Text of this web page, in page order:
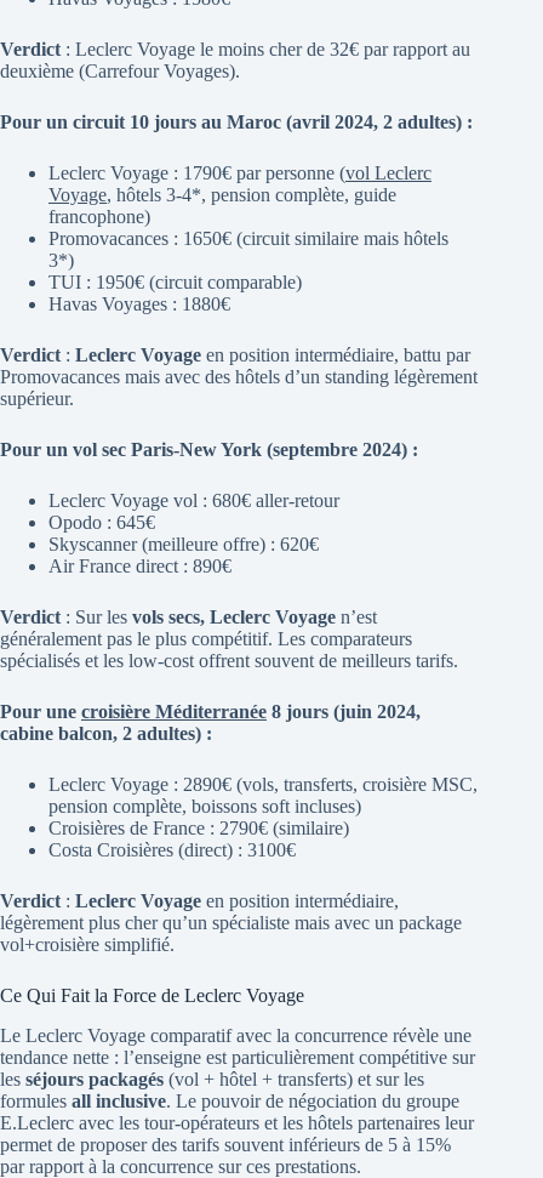
Verdict : Leclerc Voyage le moins cher de 32€ par rapport au
deuxième (Carrefour Voyages).
Pour un circuit 10 jours au Maroc (avril 2024, 2 adultes) :
Leclerc Voyage : 1790€ par personne (vol Leclerc
Voyage, hôtels 3-4*, pension complète, guide
francophone)
Promovacances : 1650€ (circuit similaire mais hôtels
3*)
TUI : 1950€ (circuit comparable)
Havas Voyages : 1880€
Verdict : Leclerc Voyage en position intermédiaire, battu par
Promovacances mais avec des hôtels d’un standing légèrement
supérieur.
Pour un vol sec Paris-New York (septembre 2024) :
Leclerc Voyage vol : 680€ aller-retour
Opodo : 645€
Skyscanner (meilleure offre) : 620€
Air France direct : 890€
Verdict : Sur les vols secs, Leclerc Voyage n’est
généralement pas le plus compétitif. Les comparateurs
spécialisés et les low-cost offrent souvent de meilleurs tarifs.
Pour une croisière Méditerranée 8 jours (juin 2024,
cabine balcon, 2 adultes) :
Leclerc Voyage : 2890€ (vols, transferts, croisière MSC,
pension complète, boissons soft incluses)
Croisières de France : 2790€ (similaire)
Costa Croisières (direct) : 3100€
Verdict : Leclerc Voyage en position intermédiaire,
légèrement plus cher qu’un spécialiste mais avec un package
vol+croisière simplifié.
Ce Qui Fait la Force de Leclerc Voyage
Le Leclerc Voyage comparatif avec la concurrence révèle une
tendance nette : l’enseigne est particulièrement compétitive sur
les séjours packagés (vol + hôtel + transferts) et sur les
formules all inclusive. Le pouvoir de négociation du groupe
E.Leclerc avec les tour-opérateurs et les hôtels partenaires leur
permet de proposer des tarifs souvent inférieurs de 5 à 15%
par rapport à la concurrence sur ces prestations.